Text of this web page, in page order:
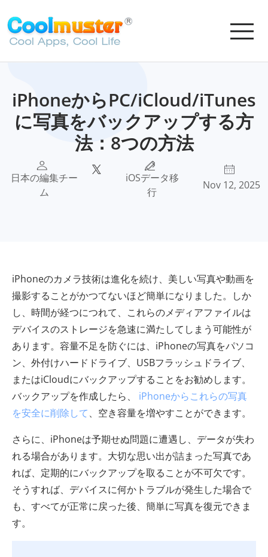
iPhoneからPC/iCloud/iTunes
に写真をバックアップする方
法：8つの方法
日本の編集チー
ム
iOSデータ移
行
Nov 12, 2025
iPhoneのカメラ技術は進化を続け、美しい写真や動画を
撮影することがかつてないほど簡単になりました。しか
し、時間が経つにつれて、これらのメディアファイルは
デバイスのストレージを急速に満たしてしまう可能性が
あります。容量不足を防ぐには、iPhoneの写真をパソコ
ン、外付けハードドライブ、USBフラッシュドライブ、
またはiCloudにバックアップすることをお勧めします。
バックアップを作成したら、 iPhoneからこれらの写真
を安全に削除して、空き容量を増やすことができます。
さらに、iPhoneは予期せぬ問題に遭遇し、データが失わ
れる場合があります。大切な思い出が詰まった写真であ
れば、定期的にバックアップを取ることが不可欠です。
そうすれば、デバイスに何かトラブルが発生した場合で
も、すべてが正常に戻った後、簡単に写真を復元できま
す。